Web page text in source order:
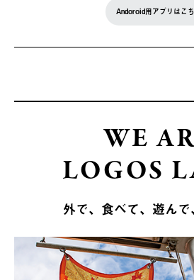
Andoroid用アプリはこ
WE
LOGOS
外で、食べて、遊んで